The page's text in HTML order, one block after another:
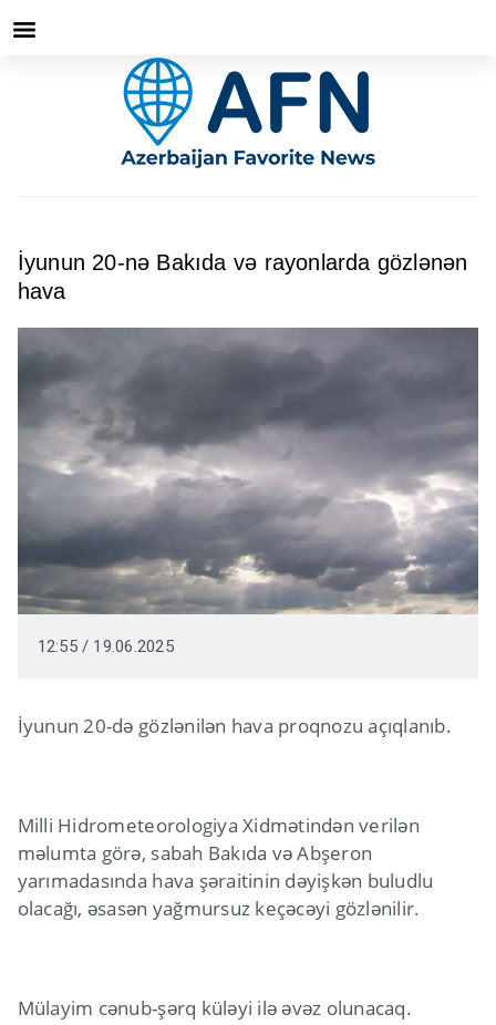
İyunun 20-nə Bakıda və rayonlarda gözlənən
hava
12:55 / 19.06.2025
İyunun 20-də gözlənilən hava proqnozu açıqlanıb.
Milli Hidrometeorologiya Xidmətindən verilən
məlumta görə, sabah Bakıda və Abşeron
yarımadasında hava şəraitinin dəyişkən buludlu
olacağı, əsasən yağmursuz keçəcəyi gözlənilir.
Mülayim cənub-şərq küləyi ilə əvəz olunacaq.